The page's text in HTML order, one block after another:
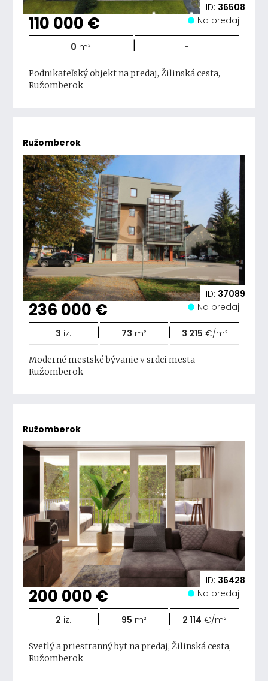
ID: 36508
110 000 € Na predaj
0 m² | -
Podnikateľský objekt na predaj, Žilinská cesta,
Ružomberok
Ružomberok
ID: 37089
236 000 € Na predaj
3 iz. | 73 m² | 3 215 €/m²
Moderné mestské bývanie v srdci mesta
Ružomberok
Ružomberok
ID: 36428
200 000 € Na predaj
2 iz. | 95 m² | 2 114 €/m²
Svetlý a priestranný byt na predaj, Žilinská cesta,
Ružomberok